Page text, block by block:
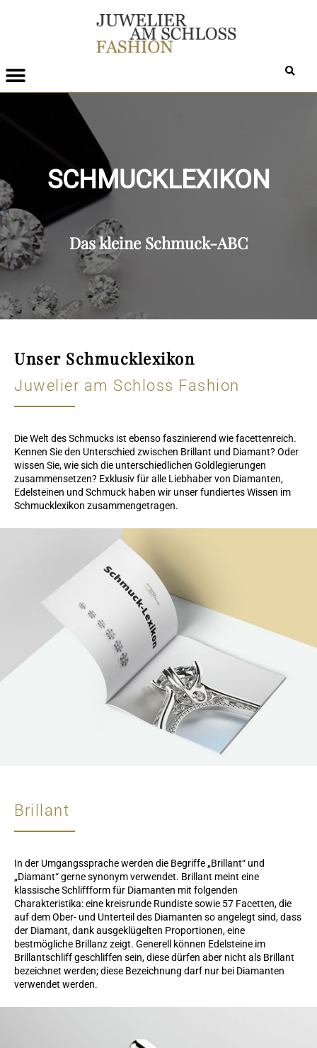
SCHMUCKLEXIKON
Das kleine Schmuck-ABC
Unser Schmucklexikon
Juwelier am Schloss Fashion
Die Welt des Schmucks ist ebenso faszinierend wie facettenreich.
Kennen Sie den Unterschied zwischen Brillant und Diamant? Oder
wissen Sie, wie sich die unterschiedlichen Goldlegierungen
zusammensetzen? Exklusiv für alle Liebhaber von Diamanten,
Edelsteinen und Schmuck haben wir unser fundiertes Wissen im
Schmucklexikon zusammengetragen.
Brillant
In der Umgangssprache werden die Begriffe „Brillant“ und
„Diamant“ gerne synonym verwendet. Brillant meint eine
klassische Schliffform für Diamanten mit folgenden
Charakteristika: eine kreisrunde Rundiste sowie 57 Facetten, die
auf dem Ober- und Unterteil des Diamanten so angelegt sind, dass
der Diamant, dank ausgeklügelten Proportionen, eine
bestmögliche Brillanz zeigt. Generell können Edelsteine im
Brillantschliff geschliffen sein, diese dürfen aber nicht als Brillant
bezeichnet werden; diese Bezeichnung darf nur bei Diamanten
verwendet werden.